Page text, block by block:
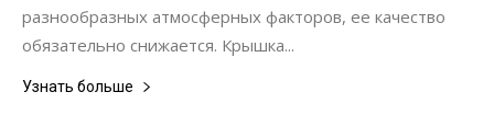
разнообразных атмосферных факторов, ее качество
обязательно снижается. Крышка...
Узнать больше